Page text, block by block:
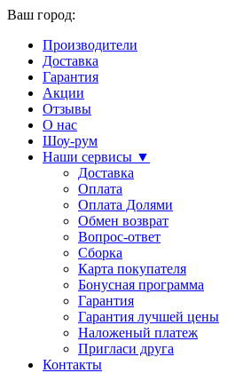
Ваш город:
Производители
Доставка
Гарантия
Акции
Отзывы
О нас
Шоу-рум
Наши сервисы ▼
Доставка
Оплата
Оплата Долями
Обмен возврат
Вопрос-ответ
Сборка
Карта покупателя
Бонусная программа
Гарантия
Гарантия лучшей цены
Наложеный платеж
Пригласи друга
Контакты